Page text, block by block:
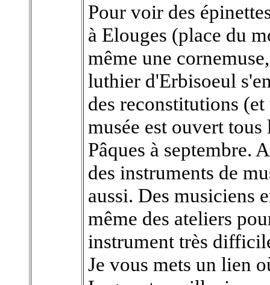
Pour voir des
à Elouges (place du
même une
luthier d'Erbisoeul
des reconstitutions
musée est ouvert
Pâques à septembre.
des instruments de
aussi. Des musiciens
même des ateliers
instrument très
Je vous mets un lien